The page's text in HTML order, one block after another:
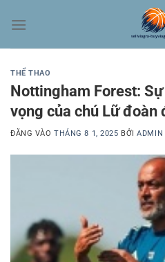
qua
THỂ THAO
Nottingham Forest:
vọng của chú Lữ đoàn
ĐĂNG VÀOTHÁNG 8 1, 2025 BỞIADMIN